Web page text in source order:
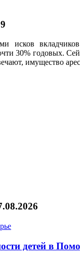
исков
30% годовых.
имущество
детей в